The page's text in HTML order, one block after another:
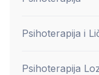
Psihoterapija i
Psihoterapija